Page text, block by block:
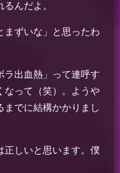
んだよ。
ずいな」と思ったわ
出血熱」って連呼す
なって（笑）。ようや
までに結構かかりまし
しいと思います。僕